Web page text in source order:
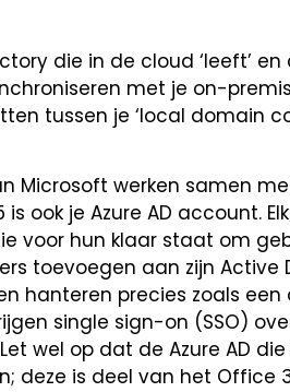
die in de cloud ‘leeft’
met je on-
tussen je ‘local domain
werken samen
ook je Azure AD account.
voor hun klaar staat om
toevoegen aan zijn Active
hanteren precies zoals
single sign-on (SSO)
wel op dat de Azure AD
deze is deel van het Office